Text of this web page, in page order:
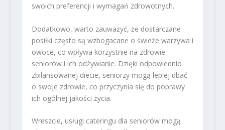
swoich preferencji i wymagań zdrowotnych.
Dodatkowo, warto zauważyć, że dostarczane
posiłki często są wzbogacane o świeże warzywa i
owoce, co wpływa korzystnie na zdrowie
seniorów i ich odżywianie. Dzięki odpowiednio
zbilansowanej diecie, seniorzy mogą lepiej dbać
o swoje zdrowie, co przyczynia się do poprawy
ich ogólnej jakości życia.
Wreszcie, usługi cateringu dla seniorów mogą